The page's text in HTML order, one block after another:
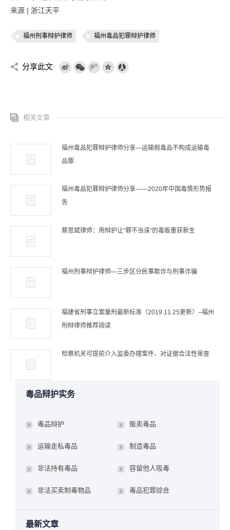
来源 | 浙江天平
福州刑事辩护律师 福州毒品犯罪辩护律师
分享此文
相关文章
福州毒品犯罪辩护律师分享—运输假毒品不构成运输毒
品罪
福州毒品犯罪辩护律师分享——2020年中国毒情形势报
告
蔡思斌律师：用辩护让“罪不当诛”的毒贩重获新生
福州刑事辩护律师—三步区分民事欺诈与刑事诈骗
福建省刑事立案量刑最新标准（2019.11.25更新）–福州
刑辩律师推荐阅读
检察机关可提前介入监委办理案件、对证据合法性审查
毒品辩护实务
毒品辩护 贩卖毒品
运输走私毒品 制造毒品
非法持有毒品 容留他人吸毒
非法买卖制毒物品 毒品犯罪综合
最新文章